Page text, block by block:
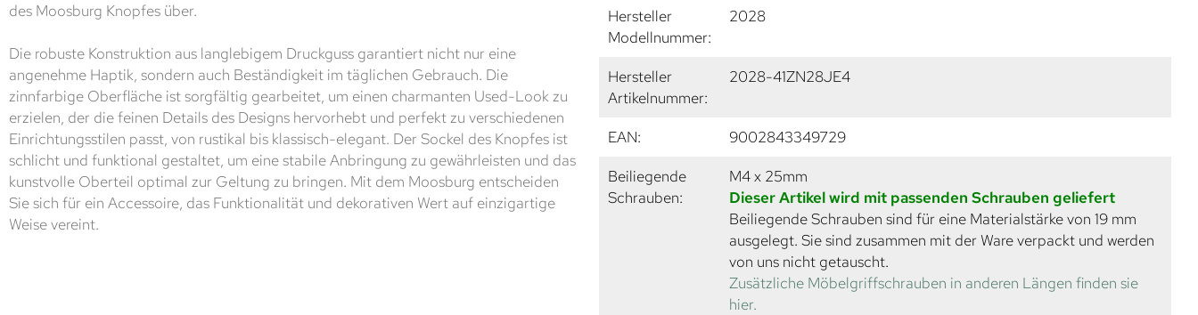
des Moosburg Knopfes über.
Die robuste Konstruktion aus langlebigem Druckguss garantiert nicht nur eine
angenehme Haptik, sondern auch Beständigkeit im täglichen Gebrauch. Die
zinnfarbige Oberfläche ist sorgfältig gearbeitet, um einen charmanten Used-Look zu
erzielen, der die feinen Details des Designs hervorhebt und perfekt zu verschiedenen
Einrichtungsstilen passt, von rustikal bis klassisch-elegant. Der Sockel des Knopfes ist
schlicht und funktional gestaltet, um eine stabile Anbringung zu gewährleisten und das
kunstvolle Oberteil optimal zur Geltung zu bringen. Mit dem Moosburg entscheiden
Sie sich für ein Accessoire, das Funktionalität und dekorativen Wert auf einzigartige
Weise vereint.
Hersteller
Modellnummer:
2028
Hersteller
Artikelnummer:
2028-41ZN28JE4
EAN:
9002843349729
Beiliegende
Schrauben:
M4 x 25mm
Dieser Artikel wird mit passenden Schrauben geliefert
Beiliegende Schrauben sind für eine Materialstärke von 19 mm
ausgelegt. Sie sind zusammen mit der Ware verpackt und werden
von uns nicht getauscht.
Zusätzliche Möbelgriffschrauben in anderen Längen finden sie
hier.